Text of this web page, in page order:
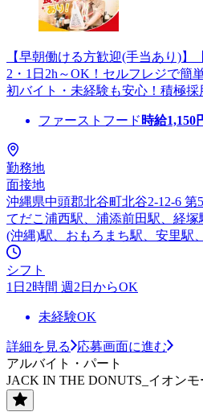
【早朝働ける方歓迎(手当あり)】
2・1日2h～OK！セルフレジで簡
初バイト・未経験も安心！積極採
ファーストフード 時給1,150
勤務地
面接地
沖縄県中頭郡北谷町北谷2-12-6 第
てだこ浦西駅、浦添前田駅、経
(沖縄)駅、おもろまち駅、安里駅
シフト
1日2時間 週2日からOK
未経験OK
詳細を見る
応募画面に進む
アルバイト・パート
JACK IN THE DONUTS_イオン